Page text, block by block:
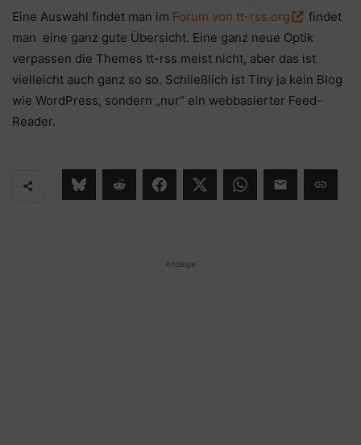
Eine Auswahl findet man im Forum von tt-rss.org
findet
man eine ganz gute Übersicht. Eine ganz neue Optik
verpassen die Themes tt-rss meist nicht, aber das ist
vielleicht auch ganz so so. Schließlich ist Tiny ja kein Blog
wie WordPress, sondern „nur“ ein webbasierter Feed-
Reader.
Anzeige